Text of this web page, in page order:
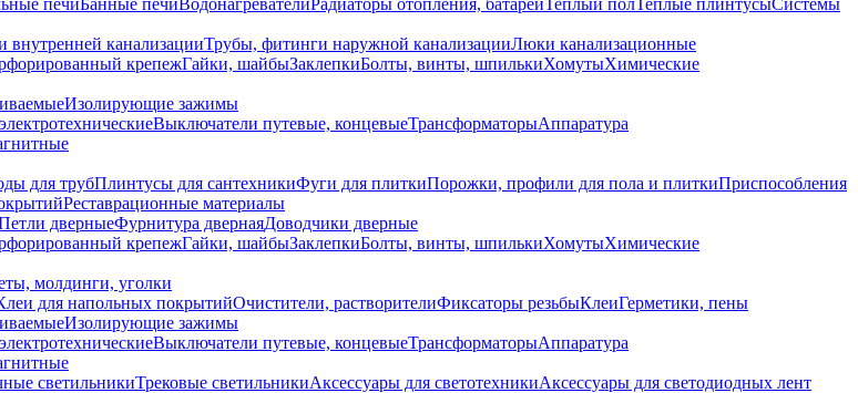
печиБанные печиВодонагревателиРадиаторы отопления, батареиТеплый полТеплые плинтусыСистемы
внутренней канализацииТрубы, фитинги наружной канализацииЛюки канализационные
крепежГайки, шайбыЗаклепкиБолты, винты, шпилькиХомутыХимические
Изолирующие зажимы
Выключатели путевые, концевыеТрансформаторыАппаратура
для трубПлинтусы для сантехникиФуги для плиткиПорожки, профили для пола и плиткиПриспособления
Реставрационные материалы
дверныеФурнитура двернаяДоводчики дверные
крепежГайки, шайбыЗаклепкиБолты, винты, шпилькиХомутыХимические
молдинги, уголки
для напольных покрытийОчистители, растворителиФиксаторы резьбыКлеиГерметики, пены
Изолирующие зажимы
Выключатели путевые, концевыеТрансформаторыАппаратура
светильникиТрековые светильникиАксессуары для светотехникиАксессуары для светодиодных лент